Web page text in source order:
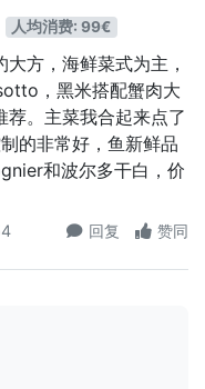
人均消费: 99€
方，海鲜菜式为主，
，黑米搭配蟹肉大
荐。主菜我合起来点了
的非常好，鱼新鲜品
和波尔多干白，价
回复 赞同